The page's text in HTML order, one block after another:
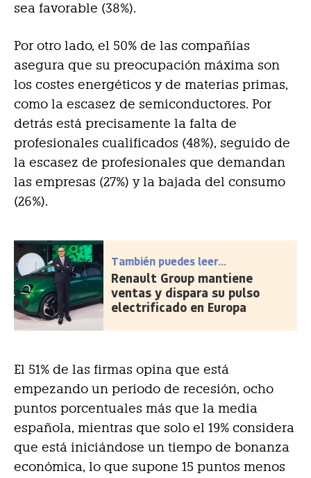
sea favorable (38%).
Por otro lado, el 50% de las compañías
asegura que su preocupación máxima son
los costes energéticos y de materias primas,
como la escasez de semiconductores. Por
detrás está precisamente la falta de
profesionales cualificados (48%), seguido de
la escasez de profesionales que demandan
las empresas (27%) y la bajada del consumo
(26%).
También puedes leer...
Renault Group mantiene
ventas y dispara su pulso
electrificado en Europa
El 51% de las firmas opina que está
empezando un período de recesión, ocho
puntos porcentuales más que la media
española, mientras que solo el 19% considera
que está iniciándose un tiempo de bonanza
económica, lo que supone 15 puntos menos